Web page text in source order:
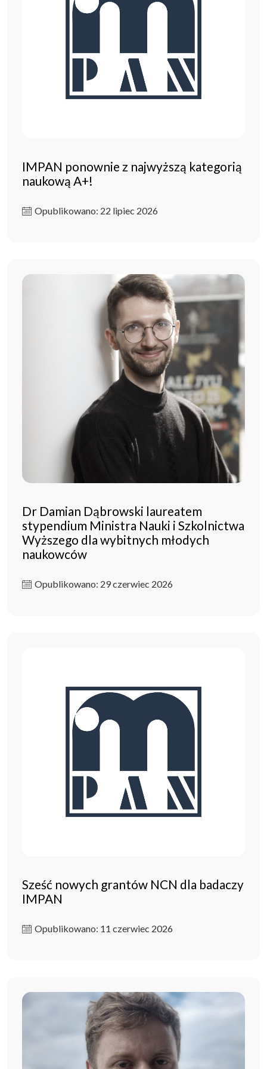
IMPAN ponownie z najwyższą kategorią
naukową A+!
Opublikowano: 22 lipiec 2026
Dr Damian Dąbrowski laureatem
stypendium Ministra Nauki i Szkolnictwa
Wyższego dla wybitnych młodych
naukowców
Opublikowano: 29 czerwiec 2026
Sześć nowych grantów NCN dla badaczy
IMPAN
Opublikowano: 11 czerwiec 2026